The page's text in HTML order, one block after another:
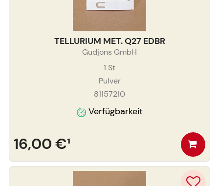
TELLURIUM MET. Q27 EDBR
Gudjons GmbH
1 St
Pulver
81157210
Verfügbarkeit
16,00 €¹